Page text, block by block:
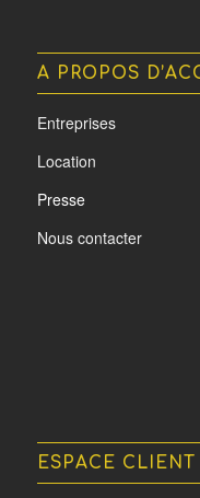
A PROPOS
Entreprises
Location
Presse
Nous contacter
ESPACE CLIENT